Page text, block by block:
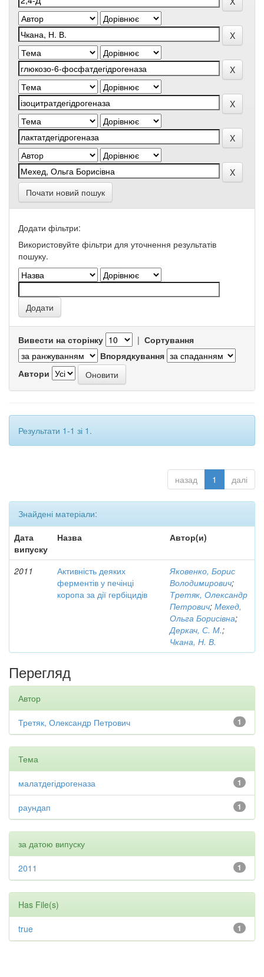
Почати новий пошук
Додати фільтри:
Використовуйте фільтри для уточнення результатів
пошуку.
Вивести на сторінку | Сортування
Впорядкування
Автори
Результати 1-1 зі 1.
назад 1 далі
Знайдені матеріали:
Дата
випуску
Назва Автор(и)
2011
Активність деяких
ферментів у печінці
коропа за дії гербіцидів
Яковенко, Борис
Володимирович;
Третяк, Олександр
Петрович; Мехед,
Ольга Борисівна;
Деркач, С. М.;
Чкана, Н. В.
Перегляд
Автор
1
Третяк, Олександр Петрович
Тема
1
малатдегідрогеназа
1
раундап
за датою випуску
1
2011
Has File(s)
1
true